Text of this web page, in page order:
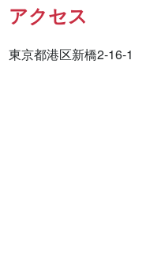
アクセス
東京都港区新橋2-16-1